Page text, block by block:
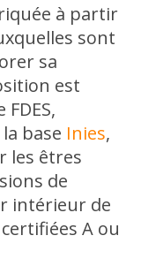
à partir
sont
sa
est
base Inies,
les êtres
de
intérieur de
A ou